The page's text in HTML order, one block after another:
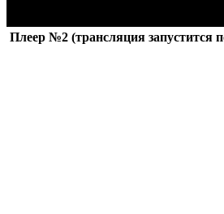
Плеер №2 (трансляция запустится